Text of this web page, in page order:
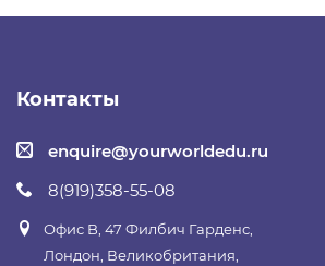
Контакты
enquire@yourworldedu.ru
8(919)358-55-08
Офис B, 47 Филбич Гарденс,
Лондон, Великобритания,